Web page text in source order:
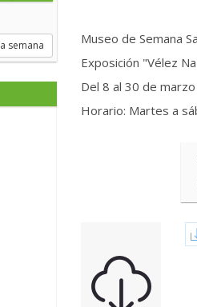
semana
Museo de Semana
Exposición "Vélez
Del 8 al 30 de
Horario: Martes a